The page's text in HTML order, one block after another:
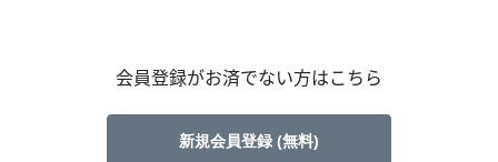
会員登録がお済でない方はこちら
新規会員登録 (無料)